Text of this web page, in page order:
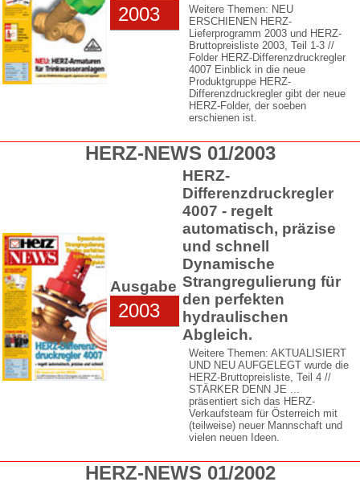
2003
Weitere Themen: NEU
ERSCHIENEN HERZ-
Lieferprogramm 2003 und HERZ-
Bruttopreisliste 2003, Teil 1-3 //
Folder HERZ-Differenzdruckregler
4007 Einblick in die neue
Produktgruppe HERZ-
Differenzdruckregler gibt der neue
HERZ-Folder, der soeben
erschienen ist.
HERZ-NEWS 01/2003
Ausgabe
2003
HERZ-
Differenzdruckregler
4007 - regelt
automatisch, präzise
und schnell
Dynamische
Strangregulierung für
den perfekten
hydraulischen
Abgleich.
Weitere Themen: AKTUALISIERT
UND NEU AUFGELEGT wurde die
HERZ-Bruttopreisliste, Teil 4 //
STÄRKER DENN JE ...
präsentiert sich das HERZ-
Verkaufsteam für Österreich mit
(teilweise) neuer Mannschaft und
vielen neuen Ideen.
HERZ-NEWS 01/2002